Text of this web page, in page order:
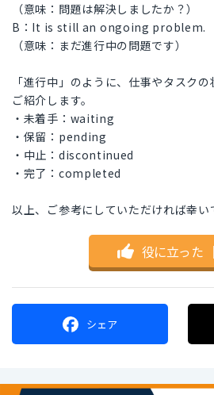
（意味：問題は解決しましたか？）
B：It is still an ongoing problem.
（意味：まだ進行中の問題です）
「進行中」のように、仕事やタスク
ご紹介します。
・未着手：waiting
・保留：pending
・中止：discontinued
・完了：completed
以上、ご参考にしていただければ幸い
役に立った ｜
シェア